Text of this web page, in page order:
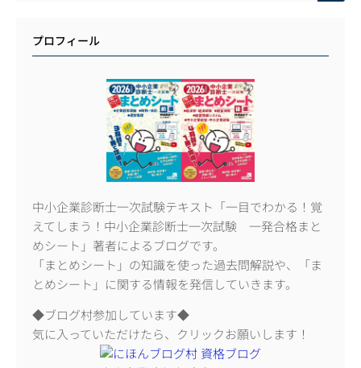
プロフィール
中小企業診断士一次試験テキスト「一目でわかる！覚
えてしまう！中小企業診断士一次試験 一発合格まと
めシート」著者によるブログです。
「まとめシート」の知識を使った過去問解説や、「ま
とめシート」に関する情報を発信していきます。
◆ブログ村参加しています◆
気に入っていただけたら、クリックお願いします！